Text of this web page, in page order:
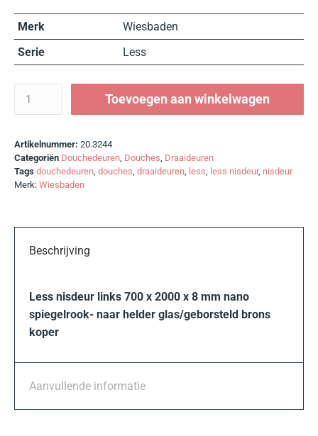
Merk
Wiesbaden
Serie
Less
Toevoegen aan winkelwagen
Artikelnummer: 20.3244
Categoriën Douchedeuren, Douches, Draaideuren
Tags douchedeuren, douches, draaideuren, less, less nisdeur, nisdeur
Merk: Wiesbaden
Beschrijving
Less nisdeur links 700 x 2000 x 8 mm nano
spiegelrook- naar helder glas/geborsteld brons
koper
Aanvullende informatie